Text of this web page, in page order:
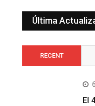
Última
RECENT
El